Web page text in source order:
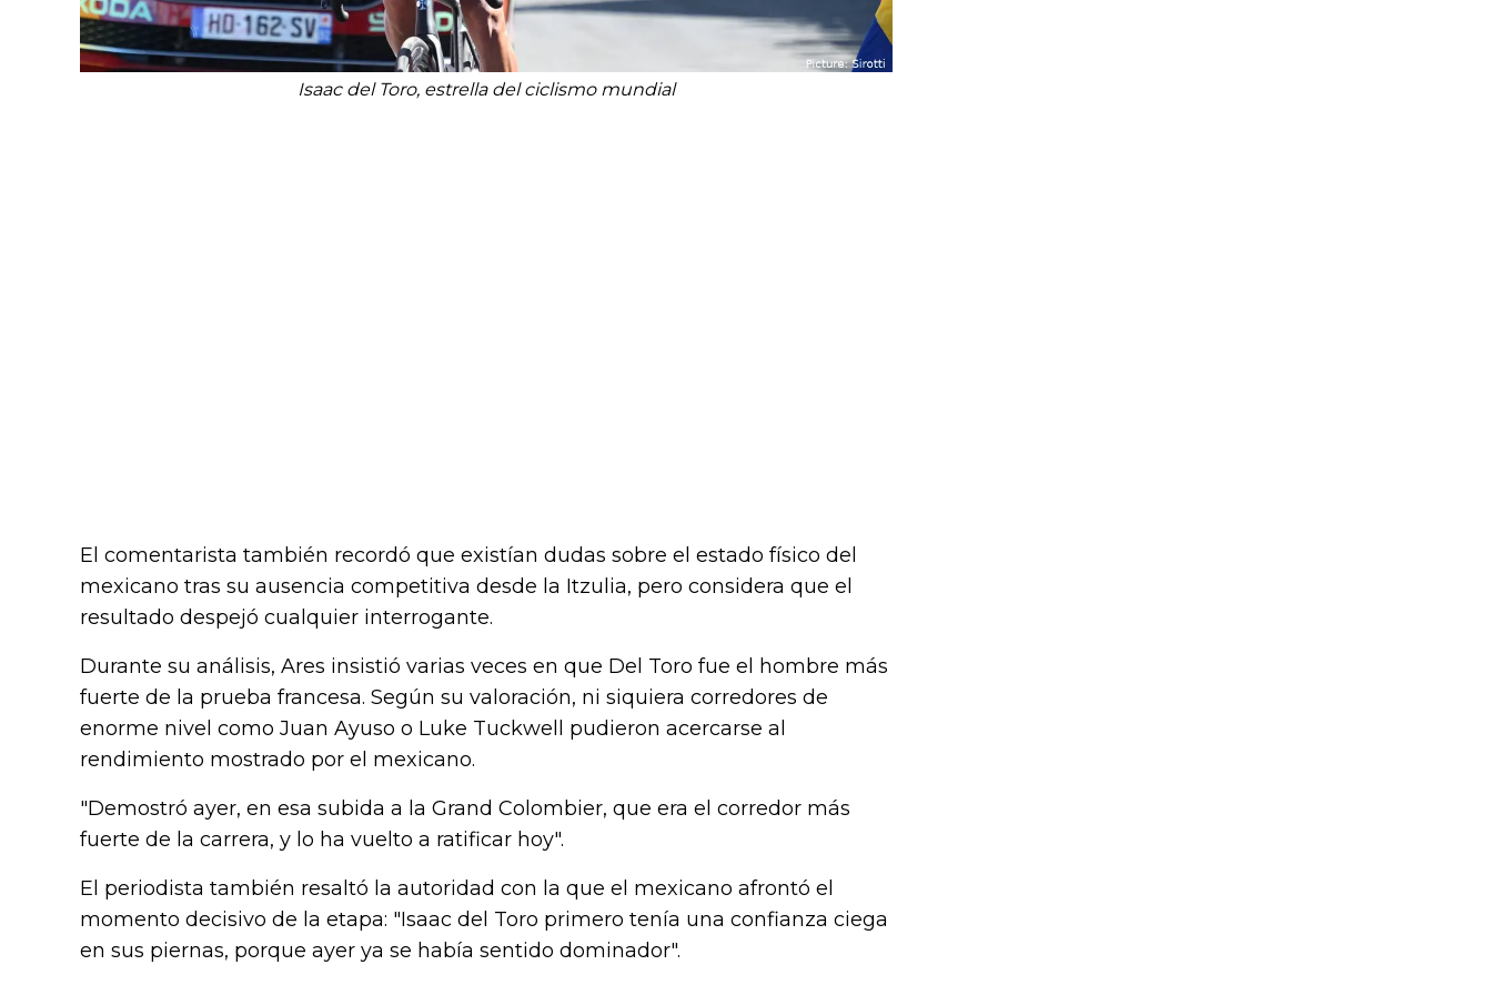
Isaac del Toro, estrella del ciclismo mundial
El comentarista también recordó que existían dudas sobre el estado físico del
mexicano tras su ausencia competitiva desde la Itzulia, pero considera que el
resultado despejó cualquier interrogante.
Durante su análisis, Ares insistió varias veces en que Del Toro fue el hombre más
fuerte de la prueba francesa. Según su valoración, ni siquiera corredores de
enorme nivel como Juan Ayuso o Luke Tuckwell pudieron acercarse al
rendimiento mostrado por el mexicano.
"Demostró ayer, en esa subida a la Grand Colombier, que era el corredor más
fuerte de la carrera, y lo ha vuelto a ratificar hoy".
El periodista también resaltó la autoridad con la que el mexicano afrontó el
momento decisivo de la etapa: "Isaac del Toro primero tenía una confianza ciega
en sus piernas, porque ayer ya se había sentido dominador".